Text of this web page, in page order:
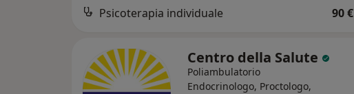
Psicoterapia individuale 90 €
Centro della Salute
Poliambulatorio
Endocrinologo, Proctologo,